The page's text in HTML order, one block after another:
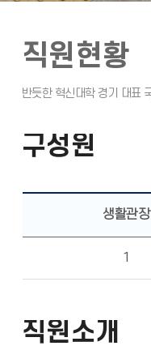
직원현황
구성원
생활관장
1
직원소개